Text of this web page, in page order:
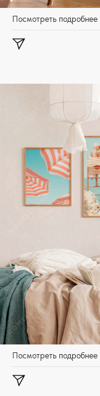
Посмотреть подробнее
Посмотреть подробнее